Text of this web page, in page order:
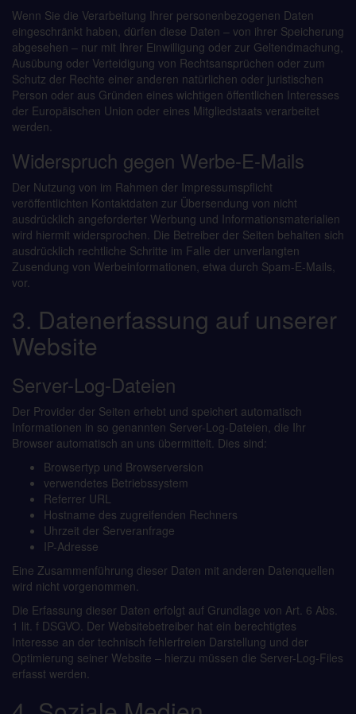
Wenn Sie die Verarbeitung Ihrer personenbezogenen Daten
eingeschränkt haben, dürfen diese Daten – von ihrer Speicherung
abgesehen – nur mit Ihrer Einwilligung oder zur Geltendmachung,
Ausübung oder Verteidigung von Rechtsansprüchen oder zum
Schutz der Rechte einer anderen natürlichen oder juristischen
Person oder aus Gründen eines wichtigen öffentlichen Interesses
der Europäischen Union oder eines Mitgliedstaats verarbeitet
werden.
Widerspruch gegen Werbe-E-Mails
Der Nutzung von im Rahmen der Impressumspflicht
veröffentlichten Kontaktdaten zur Übersendung von nicht
ausdrücklich angeforderter Werbung und Informationsmaterialien
wird hiermit widersprochen. Die Betreiber der Seiten behalten sich
ausdrücklich rechtliche Schritte im Falle der unverlangten
Zusendung von Werbeinformationen, etwa durch Spam-E-Mails,
vor.
3. Datenerfassung auf unserer
Website
Server-Log-Dateien
Der Provider der Seiten erhebt und speichert automatisch
Informationen in so genannten Server-Log-Dateien, die Ihr
Browser automatisch an uns übermittelt. Dies sind:
Browsertyp und Browserversion
verwendetes Betriebssystem
Referrer URL
Hostname des zugreifenden Rechners
Uhrzeit der Serveranfrage
IP-Adresse
Eine Zusammenführung dieser Daten mit anderen Datenquellen
wird nicht vorgenommen.
Die Erfassung dieser Daten erfolgt auf Grundlage von Art. 6 Abs.
1 lit. f DSGVO. Der Websitebetreiber hat ein berechtigtes
Interesse an der technisch fehlerfreien Darstellung und der
Optimierung seiner Website – hierzu müssen die Server-Log-Files
erfasst werden.